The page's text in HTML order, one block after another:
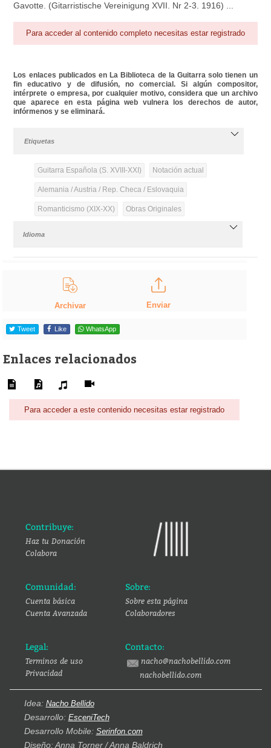
Gavotte. (Gitarristische Vereinigung XVII. Nr 2-3. 1916) ...
Para acceder al contenido completo necesitas estar registrado
Los enlaces publicados en La Biblioteca de la Guitarra solo tienen un
fin educativo y de difusión, no comercial. Si algún compositor,
intérprete o empresa, por cualquier motivo, considera que un archivo
que aparece en esta página web vulnera los derechos de autor,
infórmenos y se eliminará.
Etiquetas
Guitarra Española (S. XVIII-XXI) Notación actual
Alemania / Austria / Rep. Checa / Eslovaquia
Romanticismo (XIX-XX) Obras Originales
Idioma
Archivar Enviar
Tweet Like WhatsApp
Enlaces relacionados
Para acceder a este contenido necesitas estar registrado
Contribuye:
Haz tu Donación
Colabora
Comunidad:
Cuenta básica
Cuenta Avanzada
Sobre:
Sobre esta página
Colaboradores
Legal:
Terminos de uso
Privacidad
Contacto:
nacho@nachobellido.com
nachobellido.com
Idea: Nacho Bellido
Desarrollo: EsceniTech
Desarrollo Mobile: Serinfon.com
Diseño: Anna Torner / Anna Baldrich